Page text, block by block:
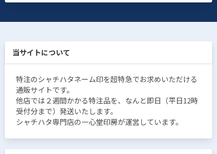
当サイトについて
特注のシャチハタネーム印を超特急でお求めいただける
通販サイトです。
他店では２週間かかる特注品を、なんと即日（平日12時
受付分まで）発送いたします。
シャチハタ専門店の一心堂印房が運営しています。